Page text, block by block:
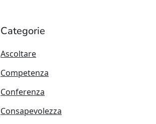
Categorie
Ascoltare
Competenza
Conferenza
Consapevolezza